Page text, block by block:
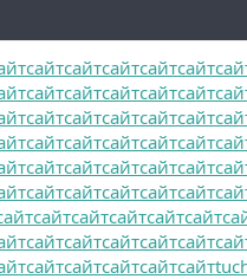
сайтсайтсайтсайтсайт
сайтсайтсайтсайтсайт
сайтсайтсайтсайтсайт
сайтсайтсайтсайтсайт
сайтсайтсайтсайтсайт
сайтсайтсайтсайтсайт
сайтсайтсайтсайтсайт
сайтсайтсайтсайтсайт
сайтсайтсайтсайтсайт